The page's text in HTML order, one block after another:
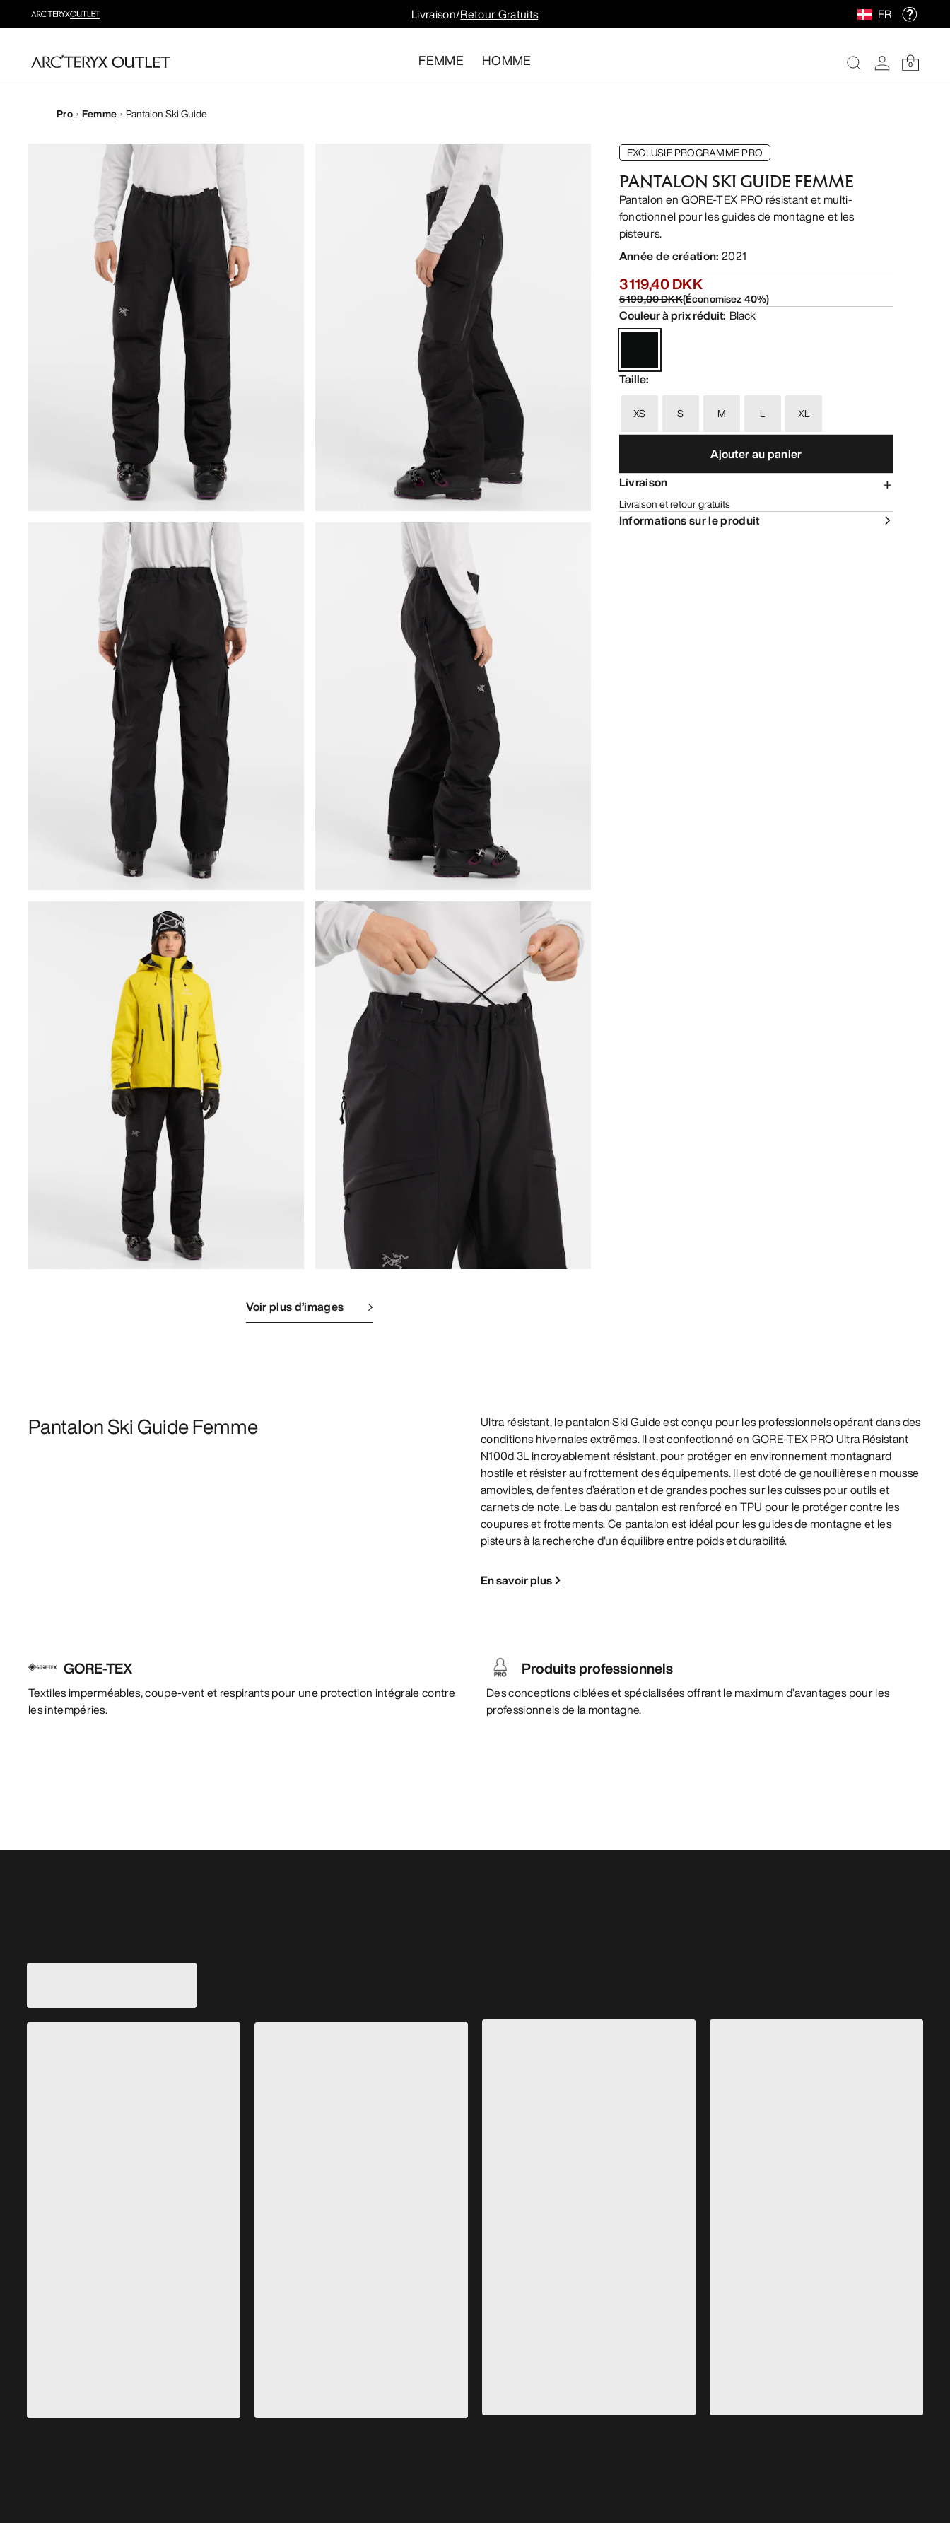
Livraison/Retour Gratuits FR
FEMME HOMME 0
Pro Femme Pantalon Ski Guide
Voir plus d’images
EXCLUSIF PROGRAMME PRO
PANTALON SKI GUIDE FEMME
Pantalon en GORE-TEX PRO résistant et multi-
fonctionnel pour les guides de montagne et les
pisteurs.
Année de création: 2021
3 119,40 DKK
5 199,00 DKK(Économisez40%)
Couleur à prix réduit: Black
Taille:
XS S M L XL
Ajouter au panier
Livraison
Livraison et retour gratuits
Informations sur le produit
Pantalon Ski Guide Femme
Ultra résistant, le pantalon Ski Guide est conçu pour les professionnels opérant dans des
conditions hivernales extrêmes. Il est confectionné en GORE-TEX PRO Ultra Résistant
N100d 3L incroyablement résistant, pour protéger en environnement montagnard
hostile et résister au frottement des équipements. Il est doté de genouillères en mousse
amovibles, de fentes d’aération et de grandes poches sur les cuisses pour outils et
carnets de note. Le bas du pantalon est renforcé en TPU pour le protéger contre les
coupures et frottements. Ce pantalon est idéal pour les guides de montagne et les
pisteurs à la recherche d'un équilibre entre poids et durabilité.
En savoir plus
GORE-TEX
Textiles imperméables, coupe-vent et respirants pour une protection intégrale contre
les intempéries.
Produits professionnels
Des conceptions ciblées et spécialisées offrant le maximum d’avantages pour les
professionnels de la montagne.